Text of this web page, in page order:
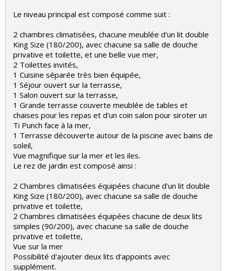
Le niveau principal est composé comme suit :
2 chambres climatisées, chacune meublée d'un lit double
King Size (180/200), avec chacune sa salle de douche
privative et toilette, et une belle vue mer,
2 Toilettes invités,
1 Cuisine séparée très bien équipée,
1 Séjour ouvert sur la terrasse,
1 Salon ouvert sur la terrasse,
1 Grande terrasse couverte meublée de tables et
chaises pour les repas et d'un coin salon pour siroter un
Ti Punch face à la mer,
1 Terrasse découverte autour de la piscine avec bains de
soleil,
Vue magnifique sur la mer et les iles.
Le rez de jardin est composé ainsi :
2 Chambres climatisées équipées chacune d'un lit double
King Size (180/200), avec chacune sa salle de douche
privative et toilette,
2 Chambres climatisées équipées chacune de deux lits
simples (90/200), avec chacune sa salle de douche
privative et toilette,
Vue sur la mer
Possibilité d'ajouter deux lits d'appoints avec
supplément.